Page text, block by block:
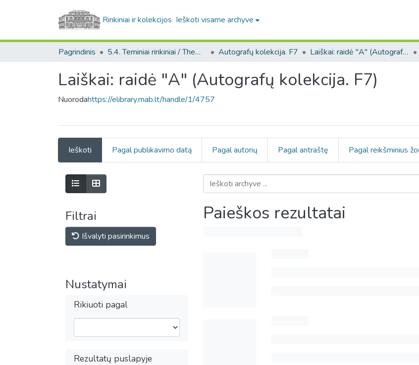
Rinkiniai ir kolekcijos Ieškoti visame archyve
Pagrindinis 5.4. Teminiai rinkiniai / Thematic collections Autografų kolekcija. F7 Laiškai: raidė "A" (Autografų kolekcija. F7)
Laiškai: raidė "A" (Autografų kolekcija. F7)
Nuorodahttps://elibrary.mab.lt/handle/1/4757
Ieškoti Pagal publikavimo datą Pagal autorių Pagal antraštę Pagal reikšminius
Filtrai
Išvalyti pasirinkimus
Nustatymai
Rikiuoti pagal
Rezultatų puslapyje
Paieškos rezultatai